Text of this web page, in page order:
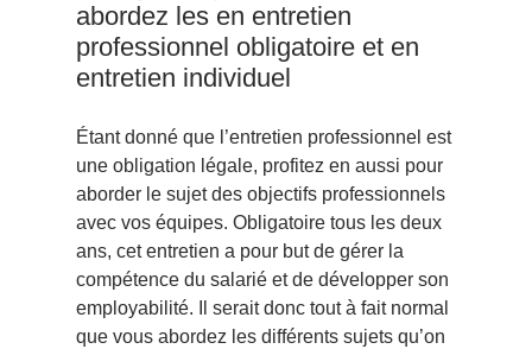
abordez les en entretien
professionnel obligatoire et en
entretien individuel
Étant donné que l’entretien professionnel est
une obligation légale, profitez en aussi pour
aborder le sujet des objectifs professionnels
avec vos équipes. Obligatoire tous les deux
ans, cet entretien a pour but de gérer la
compétence du salarié et de développer son
employabilité. Il serait donc tout à fait normal
que vous abordez les différents sujets qu’on